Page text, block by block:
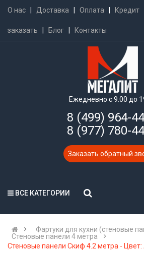
О нас Доставка Оплата Кредит
заказать Блог Контакты
Ежедневно с 9.00 до
8 (499) 964-
8 (977) 780-
Заказать обратный
ВСЕ КАТЕГОРИИ
Фартуки для кухни (стеновые
Стеновые панели 4 метра
Стеновые панели Скиф 4.2 метра -